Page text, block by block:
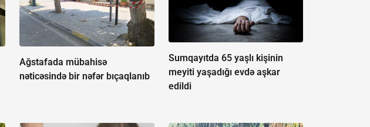
Ağstafada mübahisə
nəticəsində bir nəfər bıçaqlanıb
Sumqayıtda 65 yaşlı kişinin
meyiti yaşadığı evdə aşkar
edildi